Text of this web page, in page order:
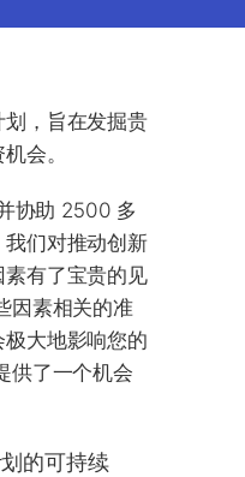
，旨在发掘贵
会。
协助 2500 多
们对推动创新
有了宝贵的见
因素相关的准
大地影响您的
供了一个机会
的可持续